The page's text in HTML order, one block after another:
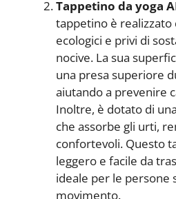
Tappetino da yoga
tappetino è realizzato
ecologici e privi di
nocive. La sua
una presa superiore
aiutando a prevenire
Inoltre, è dotato di
che assorbe gli urti,
confortevoli. Questo
leggero e facile da
ideale per le persone
movimento.